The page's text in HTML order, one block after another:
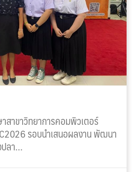
สาขาวิทยาการคอมพิวเตอร์
รอบนำเสนอผลงาน พัฒนา
ลา…